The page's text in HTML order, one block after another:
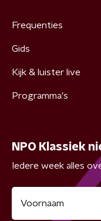
Frequenties
Gids
Kijk & luister live
Programma's
NPO Klassiek
Iedere week alles